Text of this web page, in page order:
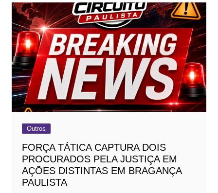
Outros
FORÇA TÁTICA CAPTURA DOIS
PROCURADOS PELA JUSTIÇA EM
AÇÕES DISTINTAS EM BRAGANÇA
PAULISTA